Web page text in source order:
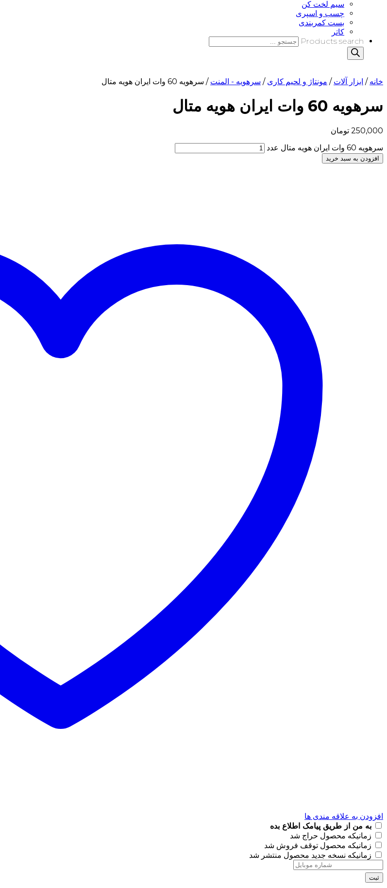
سیم لخت کن
چسب و اسپری
بست کمربندی
کاتر
Products search
خانه / ابزار آلات / مونتاژ و لحیم کاری / سرهویه - المنت / سرهویه 60 وات ایران هویه متال
سرهویه 60 وات ایران هویه متال
250,000 تومان
سرهویه 60 وات ایران هویه متال عدد
افزودن به سبد خرید
افزودن به علاقه مندی ها
به من از طریق پیامک اطلاع بده
زمانیکه محصول حراج شد
زمانیکه محصول توقف فروش شد
زمانیکه نسخه جدید محصول منتشر شد
ثبت